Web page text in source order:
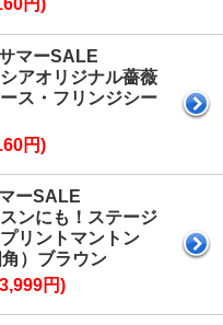
円)
マーSALE
アオリジナル薔薇
ス・フリンジシー
円)
マーSALE
ンにも！ステージ
リントマントン
）ブラウン
円)